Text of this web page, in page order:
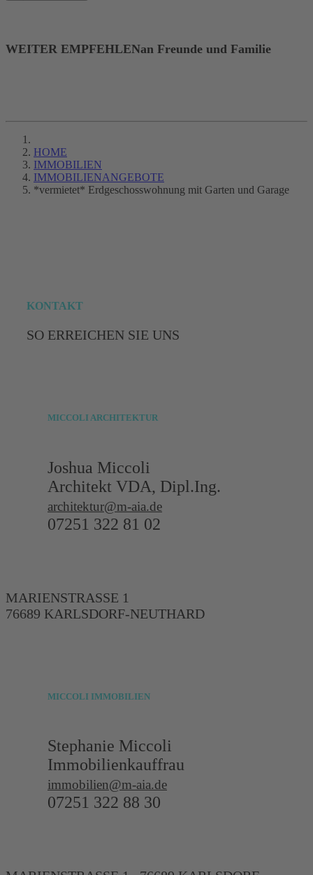
WEITER EMPFEHLENan Freunde und Familie
HOME
IMMOBILIEN
IMMOBILIENANGEBOTE
*vermietet* Erdgeschosswohnung mit Garten und Garage
KONTAKT
SO ERREICHEN SIE UNS
MICCOLI ARCHITEKTUR
Joshua Miccoli
Architekt VDA, Dipl.Ing.
architektur@m-aia.de
07251 322 81 02
MARIENSTRASSE 1
76689 KARLSDORF-NEUTHARD
MICCOLI IMMOBILIEN
Stephanie Miccoli
Immobilienkauffrau
immobilien@m-aia.de
07251 322 88 30